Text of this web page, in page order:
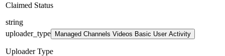
Claimed Status
string
uploader_type
Managed Channels Videos Basic User Activity
Uploader Type